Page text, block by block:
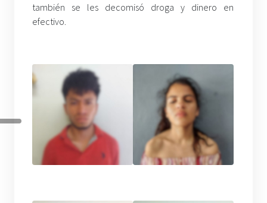
también se les decomisó droga y dinero en
efectivo.